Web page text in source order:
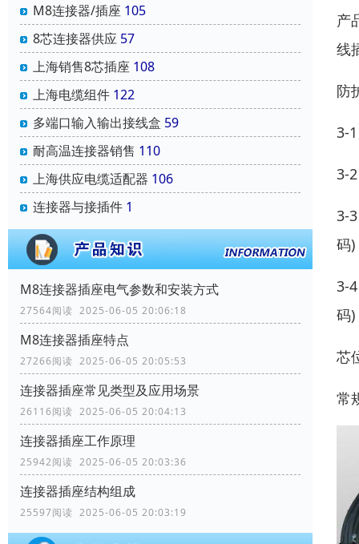
M8连接器/插座 105
8芯连接器供应 57
上海销售8芯插座 108
上海电缆组件 122
多端口输入输出接线盒 59
耐高温连接器销售 110
上海供应电缆适配器 106
连接器与接插件 1
M8连接器插座电气参数和安装方式
27564阅读 2025-06-05 20:06:18
M8连接器插座特点
27266阅读 2025-06-05 20:05:53
连接器插座常见类型及应用场景
26116阅读 2025-06-05 20:04:13
连接器插座工作原理
25942阅读 2025-06-05 20:03:36
连接器插座结构组成
25597阅读 2025-06-05 20:03:19
产
线
防
3-
3-
3-
码)
3-
码)
芯
常